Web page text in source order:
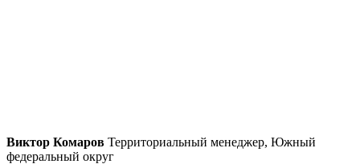
Виктор Комаров Территориальный менеджер, Южный
федеральный округ